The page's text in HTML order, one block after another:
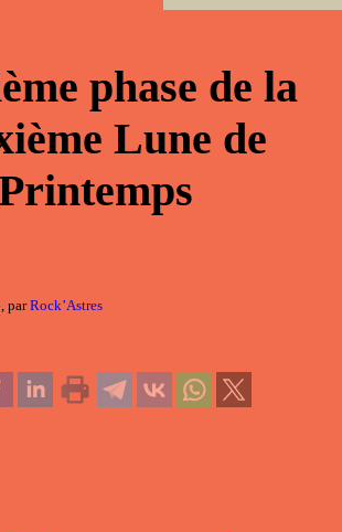
phase de la
Lune de
parRock’Astres